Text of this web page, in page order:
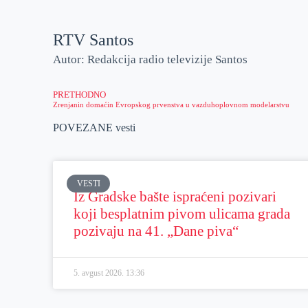
RTV Santos
Autor: Redakcija radio televizije Santos
PRETHODNO
Zrenjanin domaćin Evropskog prvenstva u vazduhoplovnom modelarstvu
POVEZANE vesti
VESTI
Iz Gradske bašte ispraćeni pozivari
koji besplatnim pivom ulicama grada
pozivaju na 41. „Dane piva“
5. avgust 2026. 13:36